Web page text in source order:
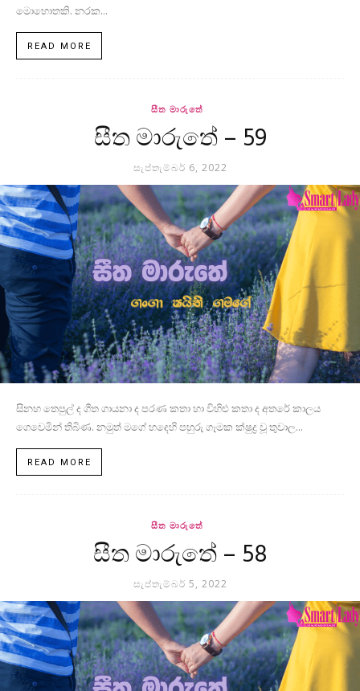
මොහොතකි. නරක...
READ MORE
සීත මාරුතේ
සීත මාරුතේ – 59
සැප්තැම්බර් 6, 2022
සිනහ තෙපුල් ද ගීත ගායනා ද පරණ කතා හා විහිළු කතා ද අතරේ කාලය
ගෙවෙමින් තිබිණ. නමුත් මගේ හදෙහි පහුරු ගෑමක ක්ෂුද්‍ර වූ තුවාල...
READ MORE
සීත මාරුතේ
සීත මාරුතේ – 58
සැප්තැම්බර් 5, 2022